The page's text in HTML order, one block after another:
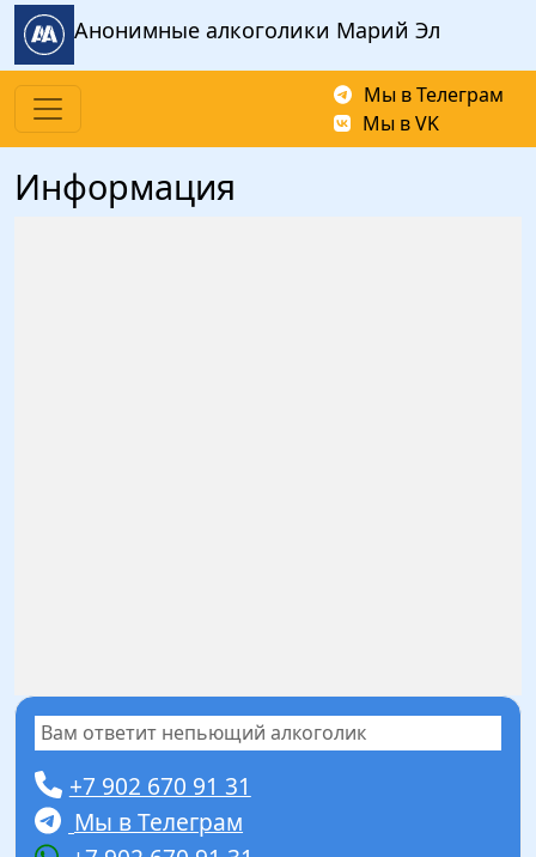
Перейти к основному содержанию
Анонимные алкоголики Марий Эл
Мы в Телеграм
Мы в VK
Информация
Вам ответит непьющий алкоголик
+7 902 670 91 31
Мы в Телеграм